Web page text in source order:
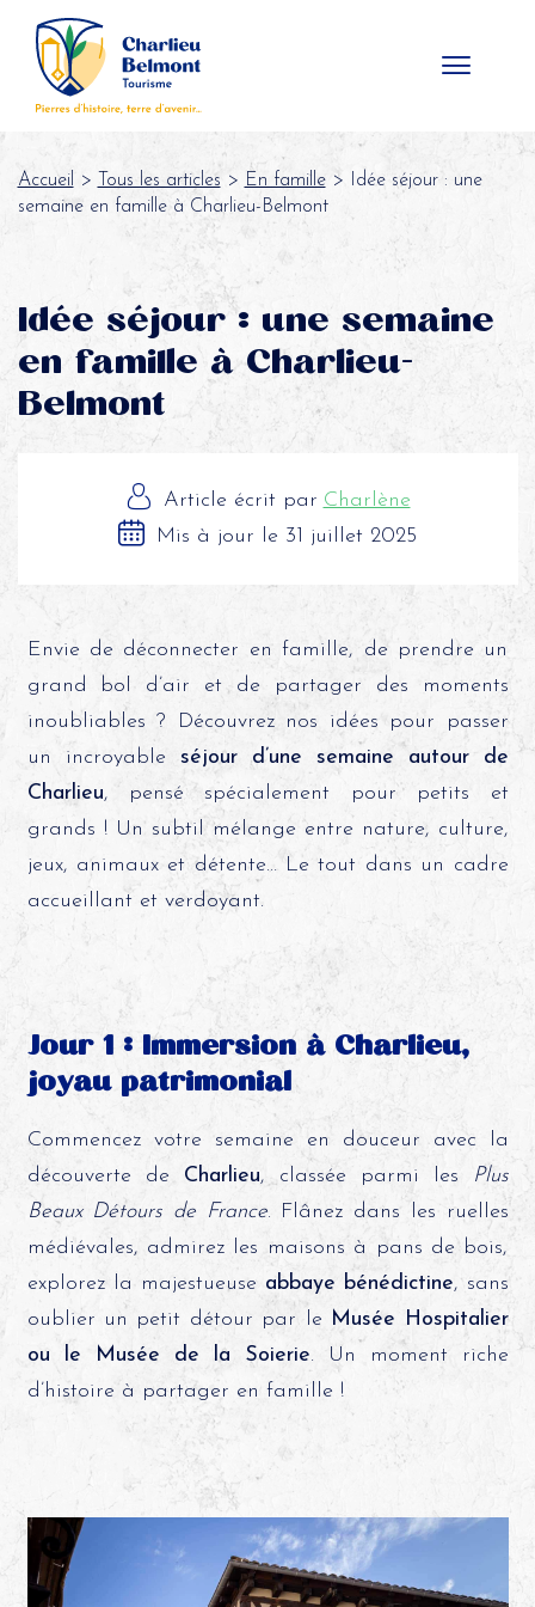
Accueil > Tous les articles > En famille> Idée séjour : une
semaine en famille à Charlieu-Belmont
Idée séjour : une semaine
en famille à Charlieu-
Belmont
Article écrit par Charlène
Mis à jour le 31 juillet 2025
Envie de déconnecter en famille, de prendre un
grand bol d’air et de partager des moments
inoubliables ? Découvrez nos idées pour passer
un incroyable séjour d’une semaine autour de
Charlieu, pensé spécialement pour petits et
grands ! Un subtil mélange entre nature, culture,
jeux, animaux et détente… Le tout dans un cadre
accueillant et verdoyant.
Jour 1 : Immersion à Charlieu,
joyau patrimonial
Commencez votre semaine en douceur avec la
découverte de Charlieu, classée parmi les
Plus
Beaux Détours de France. Flânez dans les ruelles
médiévales, admirez les maisons à pans de bois,
explorez la majestueuse abbaye bénédictine, sans
oublier un petit détour par le Musée Hospitalier
ou le Musée de la Soierie. Un moment riche
d’histoire à partager en famille !
Panneau de gestion des cookies